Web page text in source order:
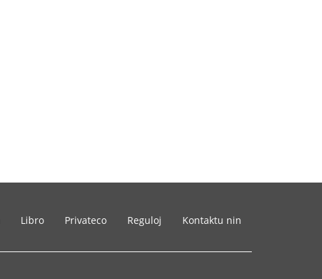
Libro Privateco Reguloj Kontaktu nin